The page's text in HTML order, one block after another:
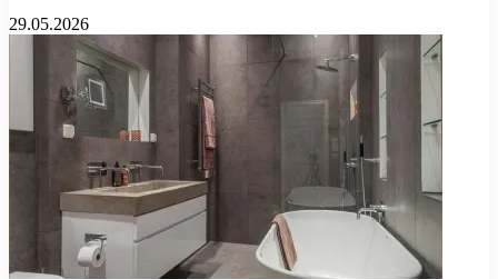
29.05.2026